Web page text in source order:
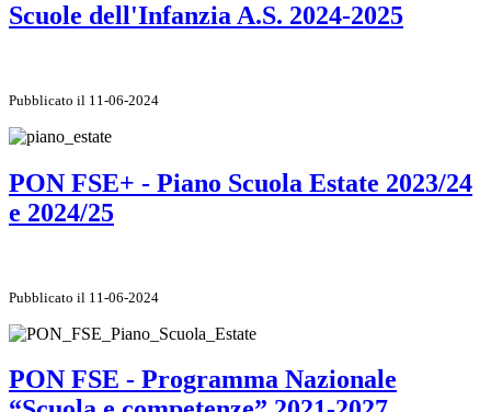
Scuole dell'Infanzia A.S. 2024-2025
Pubblicato il 11-06-2024
PON FSE+ - Piano Scuola Estate 2023/24
e 2024/25
Pubblicato il 11-06-2024
PON FSE - Programma Nazionale